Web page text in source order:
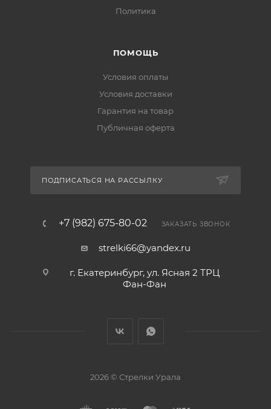
Политика
ПОМОЩЬ
Условия оплаты
Условия доставки
Гарантия на товар
Публичная оферта
ПОДПИСАТЬСЯ НА РАССЫЛКУ
+7 (982) 675-80-02 ЗАКАЗАТЬ ЗВОНОК
strelki66@yandex.ru
г. Екатеринбург, ул. Ясная 2 ТРЦ
Фан-Фан
2026 © Стрелки Урала